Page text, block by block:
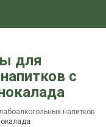
для
c
напитков